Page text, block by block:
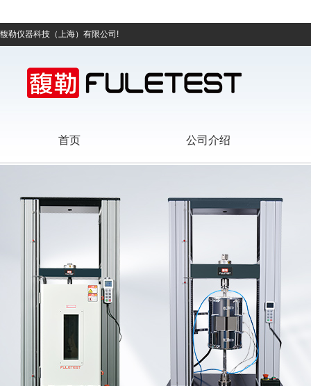
馥勒仪器科技（上海）有限公司!
首页 公司介绍